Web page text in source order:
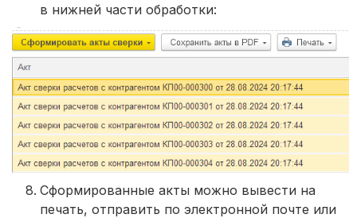
в нижней части обработки:
Сформированные акты можно вывести на
печать, отправить по электронной почте или